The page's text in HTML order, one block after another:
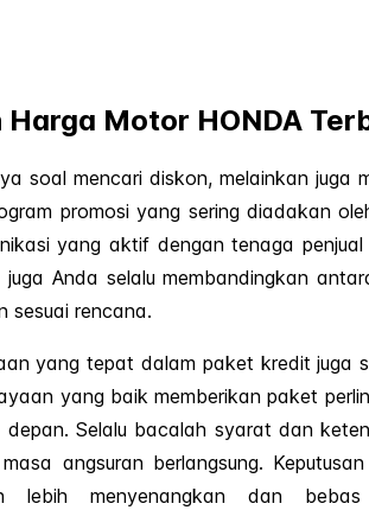
Motor HONDA
soal mencari diskon, melainkan juga
promosi yang sering diadakan
yang aktif dengan tenaga
Anda selalu membandingkan
sesuai rencana.
yang tepat dalam paket kredit juga
yang baik memberikan paket
Selalu bacalah syarat dan
angsuran berlangsung.
menyenangkan dan bebas